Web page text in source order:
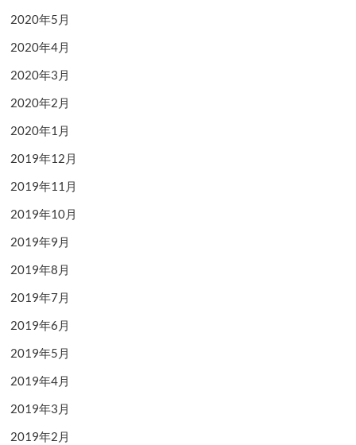
2020年5月
2020年4月
2020年3月
2020年2月
2020年1月
2019年12月
2019年11月
2019年10月
2019年9月
2019年8月
2019年7月
2019年6月
2019年5月
2019年4月
2019年3月
2019年2月